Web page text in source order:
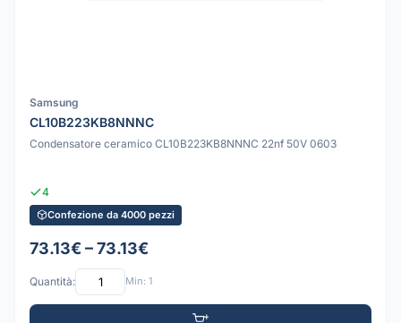
Samsung
CL10B223KB8NNNC
Condensatore ceramico CL10B223KB8NNNC 22nf 50V 0603
4
Confezione da 4000 pezzi
73.13€ – 73.13€
Quantità: Min: 1